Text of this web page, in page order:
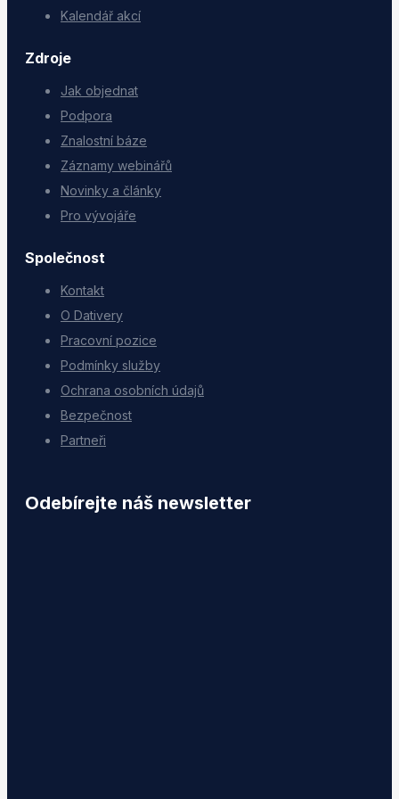
Kalendář akcí
Zdroje
Jak objednat
Podpora
Znalostní báze
Záznamy webinářů
Novinky a články
Pro vývojáře
Společnost
Kontakt
O Dativery
Pracovní pozice
Podmínky služby
Ochrana osobních údajů
Bezpečnost
Partneři
Odebírejte náš newsletter